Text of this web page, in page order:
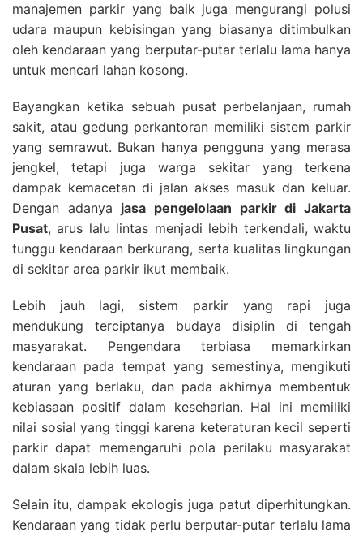
manajemen parkir yang baik juga mengurangi polusi
udara maupun kebisingan yang biasanya ditimbulkan
oleh kendaraan yang berputar-putar terlalu lama hanya
untuk mencari lahan kosong.
Bayangkan ketika sebuah pusat perbelanjaan, rumah
sakit, atau gedung perkantoran memiliki sistem parkir
yang semrawut. Bukan hanya pengguna yang merasa
jengkel, tetapi juga warga sekitar yang terkena
dampak kemacetan di jalan akses masuk dan keluar.
Dengan adanya jasa pengelolaan parkir di Jakarta
Pusat, arus lalu lintas menjadi lebih terkendali, waktu
tunggu kendaraan berkurang, serta kualitas lingkungan
di sekitar area parkir ikut membaik.
Lebih jauh lagi, sistem parkir yang rapi juga
mendukung terciptanya budaya disiplin di tengah
masyarakat. Pengendara terbiasa memarkirkan
kendaraan pada tempat yang semestinya, mengikuti
aturan yang berlaku, dan pada akhirnya membentuk
kebiasaan positif dalam keseharian. Hal ini memiliki
nilai sosial yang tinggi karena keteraturan kecil seperti
parkir dapat memengaruhi pola perilaku masyarakat
dalam skala lebih luas.
Selain itu, dampak ekologis juga patut diperhitungkan.
Kendaraan yang tidak perlu berputar-putar terlalu lama